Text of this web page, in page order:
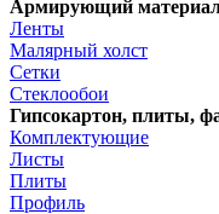
Армирующий
Ленты
Малярный холст
Сетки
Стеклообои
Гипсокартон, плиты,
Комплектующие
Листы
Плиты
Профиль